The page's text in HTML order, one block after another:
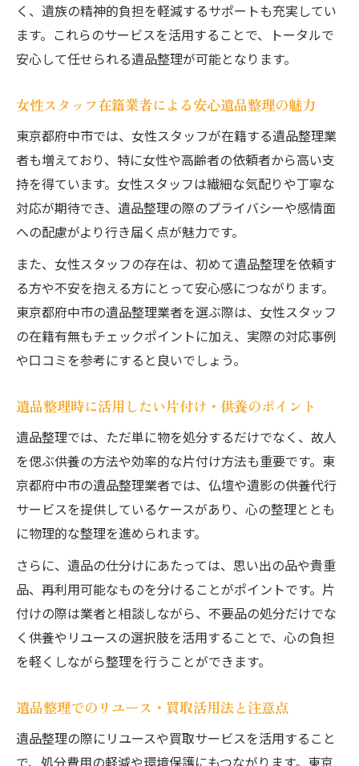
く、遺族の精神的負担を軽減するサポートも充実してい
ます。これらのサービスを活用することで、トータルで
安心して任せられる遺品整理が可能となります。
女性スタッフ在籍業者による安心遺品整理の魅力
東京都府中市では、女性スタッフが在籍する遺品整理業
者も増えており、特に女性や高齢者の依頼者から高い支
持を得ています。女性スタッフは繊細な気配りや丁寧な
対応が期待でき、遺品整理の際のプライバシーや感情面
への配慮がより行き届く点が魅力です。
また、女性スタッフの存在は、初めて遺品整理を依頼す
る方や不安を抱える方にとって安心感につながります。
東京都府中市の遺品整理業者を選ぶ際は、女性スタッフ
の在籍有無もチェックポイントに加え、実際の対応事例
や口コミを参考にすると良いでしょう。
遺品整理時に活用したい片付け・供養のポイント
遺品整理では、ただ単に物を処分するだけでなく、故人
を偲ぶ供養の方法や効率的な片付け方法も重要です。東
京都府中市の遺品整理業者では、仏壇や遺影の供養代行
サービスを提供しているケースがあり、心の整理ととも
に物理的な整理を進められます。
さらに、遺品の仕分けにあたっては、思い出の品や貴重
品、再利用可能なものを分けることがポイントです。片
付けの際は業者と相談しながら、不要品の処分だけでな
く供養やリユースの選択肢を活用することで、心の負担
を軽くしながら整理を行うことができます。
遺品整理でのリユース・買取活用法と注意点
遺品整理の際にリユースや買取サービスを活用すること
で、処分費用の軽減や環境保護にもつながります。東京